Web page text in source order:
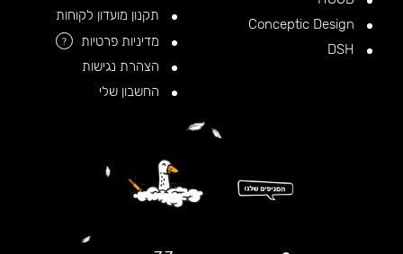
תקנון מועדון לקוחות
מדיניות פרטיות
?
הצהרת נגישות
החשבון שלי